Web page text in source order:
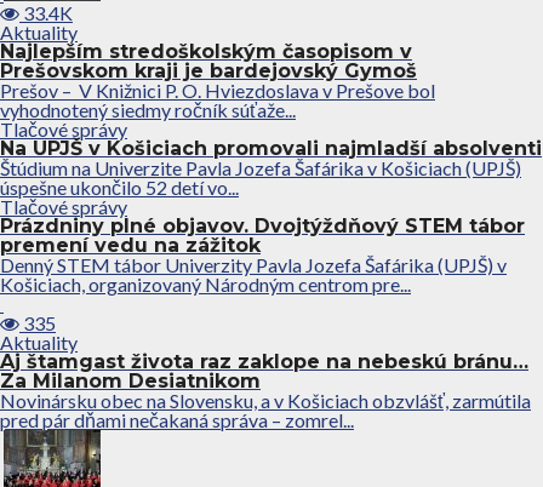
33.4K
Aktuality
Najlepším stredoškolským časopisom v
Prešovskom kraji je bardejovský Gymoš
Prešov – V Knižnici P. O. Hviezdoslava v Prešove bol
vyhodnotený siedmy ročník súťaže...
Tlačové správy
Na UPJŠ v Košiciach promovali najmladší absolventi
Štúdium na Univerzite Pavla Jozefa Šafárika v Košiciach (UPJŠ)
úspešne ukončilo 52 detí vo...
Tlačové správy
Prázdniny plné objavov. Dvojtýždňový STEM tábor
premení vedu na zážitok
Denný STEM tábor Univerzity Pavla Jozefa Šafárika (UPJŠ) v
Košiciach, organizovaný Národným centrom pre...
335
Aktuality
Aj štamgast života raz zaklope na nebeskú bránu…
Za Milanom Desiatnikom
Novinársku obec na Slovensku, a v Košiciach obzvlášť, zarmútila
pred pár dňami nečakaná správa – zomrel...